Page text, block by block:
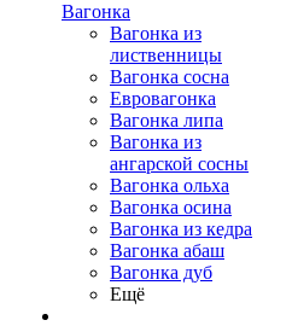
Вагонка
Вагонка из
лиственницы
Вагонка сосна
Евровагонка
Вагонка липа
Вагонка из
ангарской сосны
Вагонка ольха
Вагонка осина
Вагонка из кедра
Вагонка абаш
Вагонка дуб
Ещё